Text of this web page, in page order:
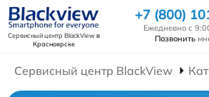
Сервисный центр BlackViewв
Красноярске
+7 (800)
Ежедневно с
Позвонить
Сервисный центр BlackView